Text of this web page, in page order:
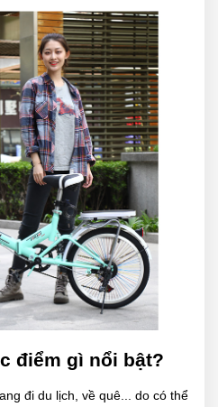
điểm gì nổi bật?
đi du lịch, về quê... do có thể